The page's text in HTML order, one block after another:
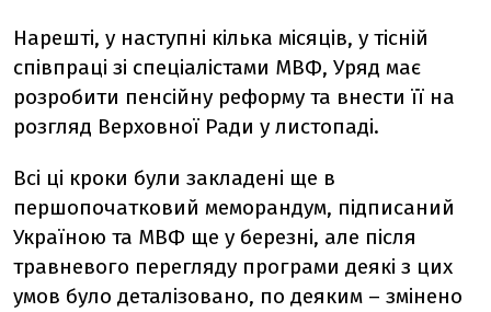
Нарешті, у наступні кілька місяців, у тісній
співпраці зі спеціалістами МВФ, Уряд має
розробити пенсійну реформу та внести її на
розгляд Верховної Ради у листопаді.
Всі ці кроки були закладені ще в
першопочатковий меморандум, підписаний
Україною та МВФ ще у березні, але після
травневого перегляду програми деякі з цих
умов було деталізовано, по деяким – змінено